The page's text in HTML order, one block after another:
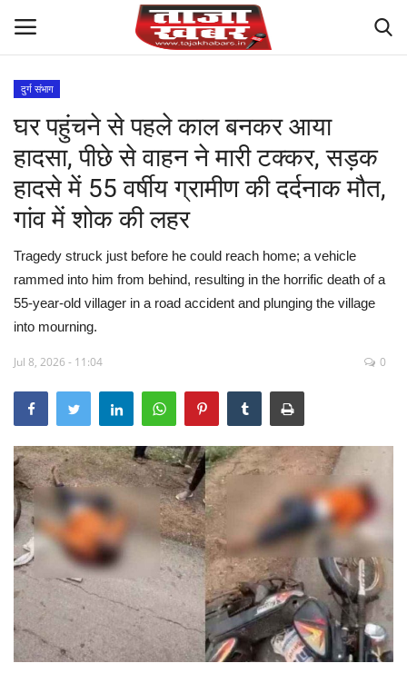
देश
मध्य प्रदेश
विश्व
मुख्य समाचार
विदेश
छत्तीसगढ़
राष्ट्रीय
खेल
राज्य
व्यापार
संपादकीय
रोजगार
दुर्ग संभाग
घर पहुंचने से पहले काल बनकर आया
हादसा, पीछे से वाहन ने मारी टक्कर, सड़क
हादसे में 55 वर्षीय ग्रामीण की दर्दनाक मौत,
गांव में शोक की लहर
Tragedy struck just before he could reach home; a vehicle
rammed into him from behind, resulting in the horrific death of a
55-year-old villager in a road accident and plunging the village
into mourning.
Jul 8, 2026 - 11:04 0